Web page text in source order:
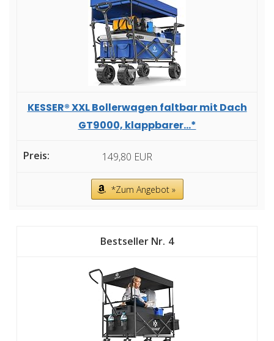
KESSER® XXL Bollerwagen faltbar mit Dach
GT9000, klappbarer...*
149,80 EUR
*Zum Angebot »
4